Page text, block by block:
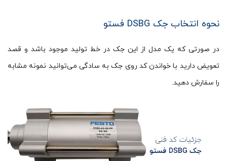
نحوه انتخاب جک DSBG فستو
در صورتی که یک مدل از این جک در خط تولید موجود باشد و قصد
تعویض دارید با خواندن کد روی جک به سادگی می‌توانید نمونه مشابه
را سفارش دهید.